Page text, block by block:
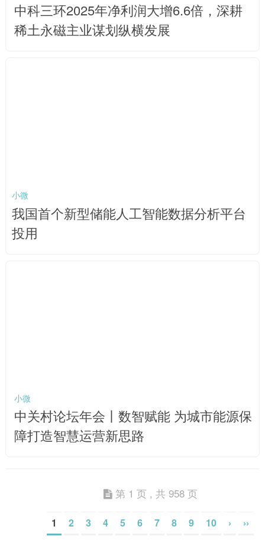
中科三环2025年净利润大增6.6倍，深耕
稀土永磁主业谋划纵横发展
小微
我国首个新型储能人工智能数据分析平台
投用
小微
中关村论坛年会丨数智赋能 为城市能源保
障打造智慧运营新思路
第 1 页 , 共 958 页
1 2 3 4 5 6 7 8 9 10 › ››